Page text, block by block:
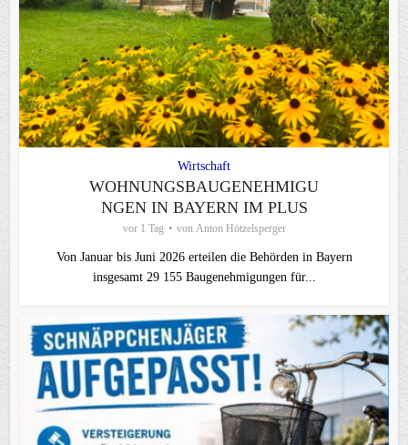
Wirtschaft
WOHNUNGSBAUGENEHMIGU
NGEN IN BAYERN IM PLUS
vor 1 Tag von Anton Hötzelsperger
Von Januar bis Juni 2026 erteilen die Behörden in Bayern
insgesamt 29 155 Baugenehmigungen für...